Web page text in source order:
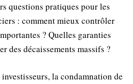
questions pratiques pour les
: comment mieux contrôler
? Quelles garanties
des décaissements massifs ?
la condamnation de